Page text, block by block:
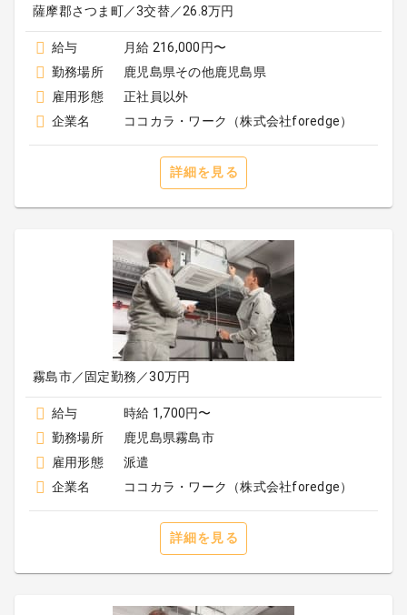
薩摩郡さつま町／3交替／26.8万円
給与
月給 216,000円〜
勤務場所
鹿児島県その他鹿児島県
雇用形態
正社員以外
企業名
ココカラ・ワーク（株式会社foredge）
詳細を見る
霧島市／固定勤務／30万円
給与
時給 1,700円〜
勤務場所
鹿児島県霧島市
雇用形態
派遣
企業名
ココカラ・ワーク（株式会社foredge）
詳細を見る